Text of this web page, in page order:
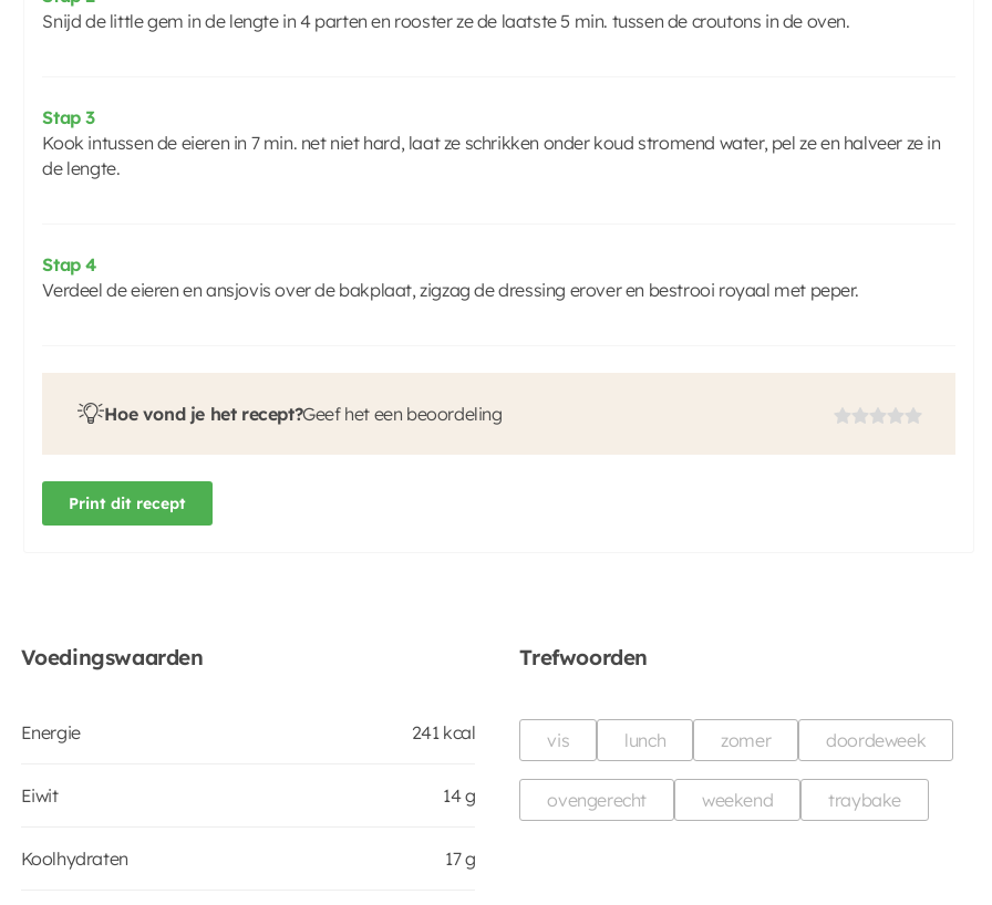
Snijd de little gem in de lengte in 4 parten en rooster ze de laatste 5 min. tussen de croutons in de oven.
Stap 3
Kook intussen de eieren in 7 min. net niet hard, laat ze schrikken onder koud stromend water, pel ze en halveer ze in
de lengte.
Stap 4
Verdeel de eieren en ansjovis over de bakplaat, zigzag de dressing erover en bestrooi royaal met peper.
Hoe vond je het recept?Geef het een beoordeling
Print dit recept
Voedingswaarden
Energie 241 kcal
Eiwit 14 g
Koolhydraten 17 g
Trefwoorden
vis lunch zomer doordeweek
ovengerecht weekend traybake